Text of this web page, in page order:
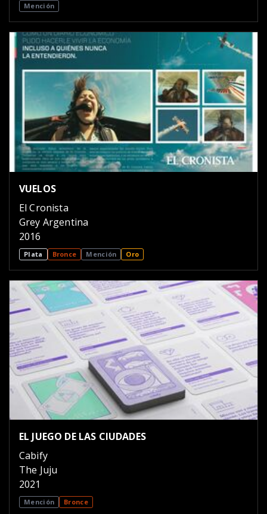
Mención
VUELOS
El Cronista
Grey Argentina
2016
Plata Bronce Mención Oro
EL JUEGO DE LAS CIUDADES
Cabify
The Juju
2021
Mención Bronce